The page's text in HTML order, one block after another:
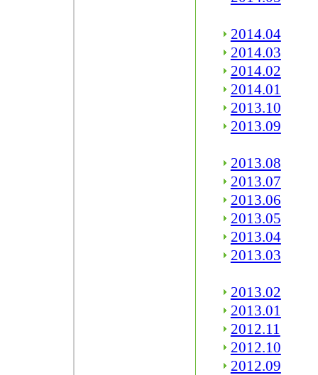
2014.04
2014.03
2014.02
2014.01
2013.10
2013.09
2013.08
2013.07
2013.06
2013.05
2013.04
2013.03
2013.02
2013.01
2012.11
2012.10
2012.09